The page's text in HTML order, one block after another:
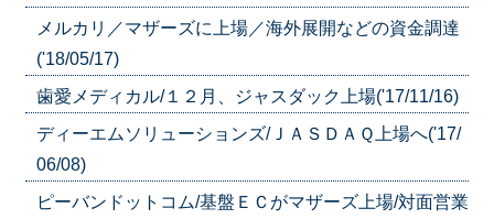
メルカリ／マザーズに上場／海外展開などの資金調達
('18/05/17)
歯愛メディカル/１２月、ジャスダック上場('17/11/16)
ディーエムソリューションズ/ＪＡＳＤＡＱ上場へ('17/
06/08)
ピーバンドットコム/基盤ＥＣがマザーズ上場/対面営業